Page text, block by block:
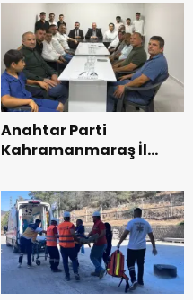
Anahtar Parti
Kahramanmaraş İl
Teşkilatı ile buluştu.